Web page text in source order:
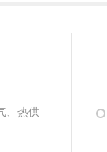
、热供